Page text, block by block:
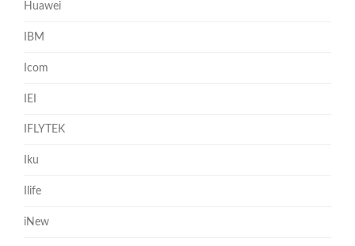
Huawei
IBM
Icom
IEI
IFLYTEK
Iku
Ilife
iNew